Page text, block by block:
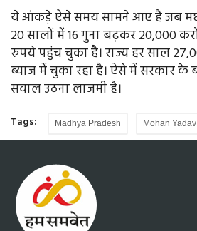
ये आंकड़े ऐसे समय सामने आए हैं जब
20 सालों में 16 गुना बढ़कर 20,000
रुपये पहुंच चुका है। राज्य हर साल
ब्याज में चुका रहा है। ऐसे में सरकार के
सवाल उठना लाजमी है।
Tags: Madhya Pradesh Mohan Yadav